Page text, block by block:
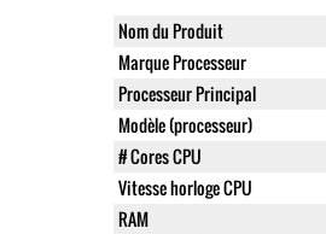
Nom du Produit
Marque Processeur
Processeur Principal
Modèle (processeur)
# Cores CPU
Vitesse horloge CPU
RAM